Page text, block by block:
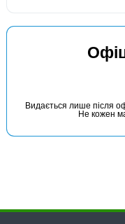
Видається лише після
Не кожен